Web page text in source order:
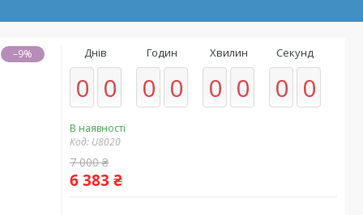
–9% Днів
0 0
Годин
0 0
Хвилин
0 0
Секунд
0 0
В наявності
Код: U8020
7 000 ₴
6 383 ₴